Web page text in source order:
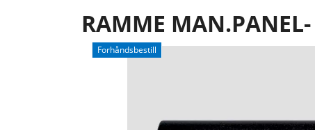
RAMME
Forhåndsbestill